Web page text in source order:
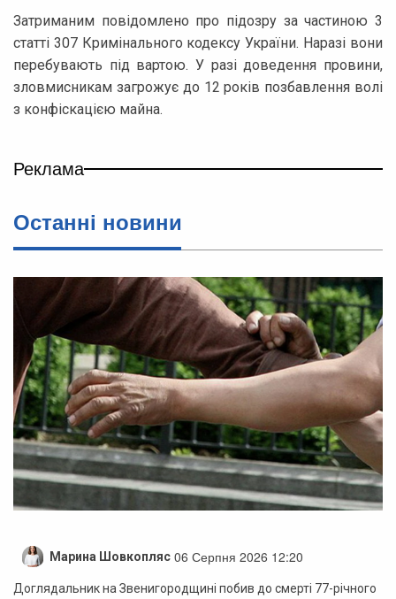
Затриманим повідомлено про підозру за частиною 3
статті 307 Кримінального кодексу України. Наразі вони
перебувають під вартою. У разі доведення провини,
зловмисникам загрожує до 12 років позбавлення волі
з конфіскацією майна.
Реклама
Останні новини
Марина Шовкопляс 06 Серпня 2026 12:20
Доглядальник на Звенигородщині побив до смерті 77-річного